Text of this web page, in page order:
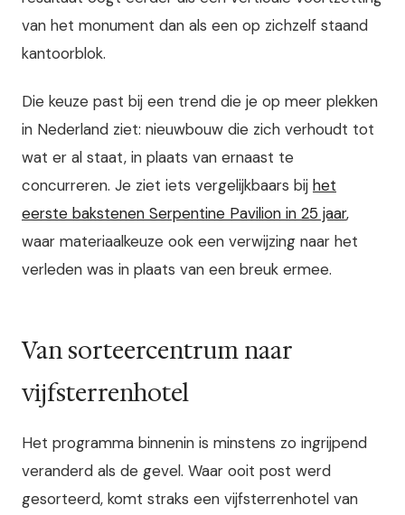
van het monument dan als een op zichzelf staand
kantoorblok.
Die keuze past bij een trend die je op meer plekken
in Nederland ziet: nieuwbouw die zich verhoudt tot
wat er al staat, in plaats van ernaast te
concurreren. Je ziet iets vergelijkbaars bij het
eerste bakstenen Serpentine Pavilion in 25 jaar,
waar materiaalkeuze ook een verwijzing naar het
verleden was in plaats van een breuk ermee.
Van sorteercentrum naar
vijfsterrenhotel
Het programma binnenin is minstens zo ingrijpend
veranderd als de gevel. Waar ooit post werd
gesorteerd, komt straks een vijfsterrenhotel van